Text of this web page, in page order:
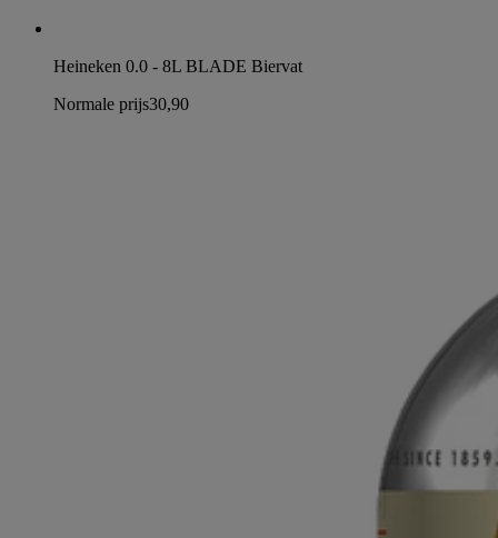
Heineken 0.0 - 8L BLADE Biervat
Normale prijs30,90